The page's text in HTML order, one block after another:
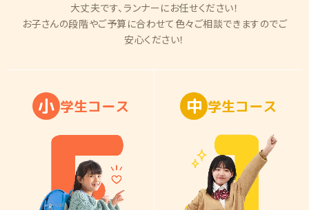
大丈夫です、ランナーにお任せください！
お子さんの段階やご予算に合わせて色々ご相談できますのでご
安心ください！
小 学生コース 中 学生コース